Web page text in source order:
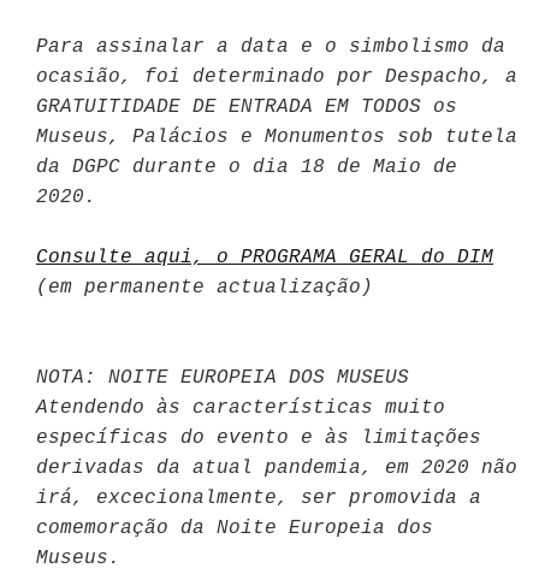
Para assinalar a data e o simbolismo da
ocasião, foi determinado por Despacho, a
GRATUITIDADE DE ENTRADA EM TODOS os
Museus, Palácios e Monumentos sob tutela
da DGPC durante o dia 18 de Maio de
2020.
Consulte aqui, o PROGRAMA GERAL do DIM
(em permanente actualização)
NOTA: NOITE EUROPEIA DOS MUSEUS
Atendendo às características muito
específicas do evento e às limitações
derivadas da atual pandemia, em 2020 não
irá, excecionalmente, ser promovida a
comemoração da Noite Europeia dos
Museus.